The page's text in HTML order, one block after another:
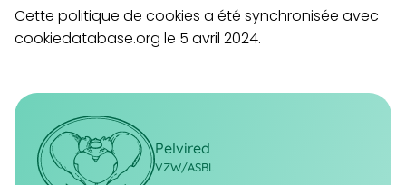
Cette politique de cookies a été synchronisée avec
cookiedatabase.org le 5 avril 2024.
Pelvired
VZW/ASBL